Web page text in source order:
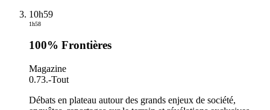
10h59
1h58
100% Frontières
Magazine
0.73.-Tout
Débats en plateau autour des grands enjeux de société,